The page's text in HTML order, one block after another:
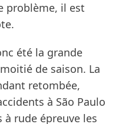
problème, il est
été la grande
de saison. La
retombée,
à São Paulo
à rude épreuve les